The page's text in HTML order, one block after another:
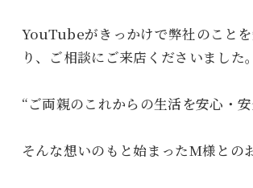
YouTubeがきっかけで弊社のことを
り、ご相談にご来店くださいました。
“ご両親のこれからの生活を安心・
そんな想いのもと始まったM様との